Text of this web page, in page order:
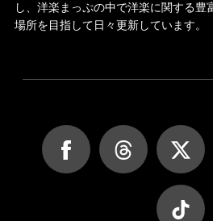
し、洋楽まっぷの中で洋楽に関する豊
場所を目指して日々更新しています。